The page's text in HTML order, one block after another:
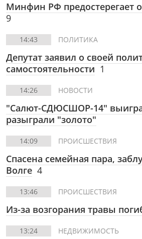
Минфин РФ предостерегает
9
14:43 ПОЛИТИКА
Депутат заявил о своей
самостоятельности 1
14:26 НОВОСТИ
"Салют-СДЮСШОР-14"
разыграли "золото"
14:09 ПРОИСШЕСТВИЯ
Спасена семейная пара,
Волге 4
13:46 ПРОИСШЕСТВИЯ
Из-за возгорания травы
13:24 НЕДВИЖИМОСТЬ